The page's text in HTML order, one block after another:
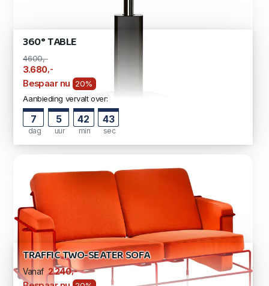
360° TABLE
4600,-
3.680 ,-
Bespaar nu
20%
Aanbieding vervalt over:
7
dag
5
uur
42
min
42
sec
TRAFFIC TWO-SEATER SOFA
Vanaf 2.240,-